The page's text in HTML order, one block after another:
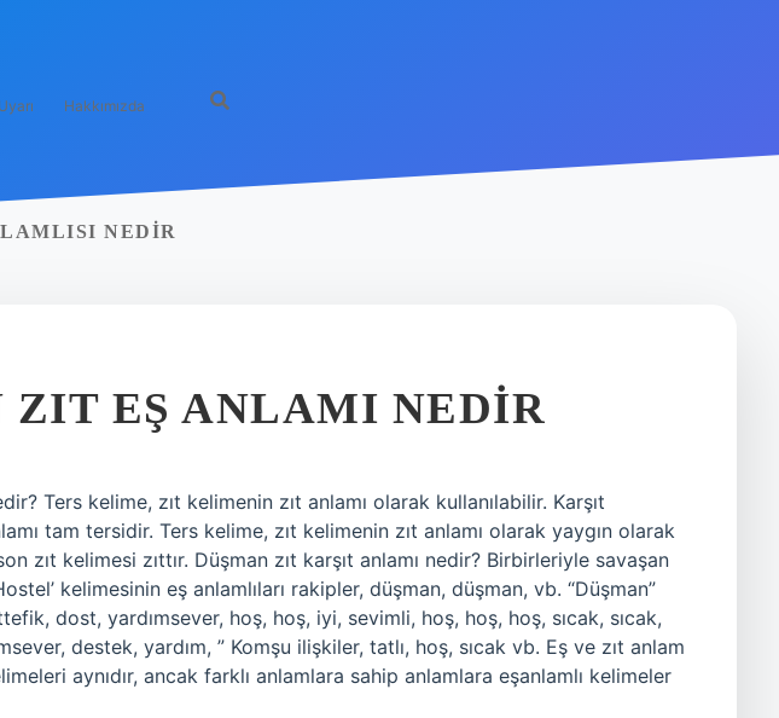
Hakkımızda
NEDIR
EŞ ANLAMI NEDIR
Ters kelime, zıt kelimenin zıt anlamı olarak kullanılabilir. Karşıt
tam tersidir. Ters kelime, zıt kelimenin zıt anlamı olarak yaygın olarak
zıt kelimesi zıttır. Düşman zıt karşıt anlamı nedir? Birbirleriyle savaşan
kelimesinin eş anlamlıları rakipler, düşman, düşman, vb. “Düşman”
dost, yardımsever, hoş, hoş, iyi, sevimli, hoş, hoş, hoş, sıcak, sıcak,
destek, yardım, ” Komşu ilişkiler, tatlı, hoş, sıcak vb. Eş ve zıt anlam
aynıdır, ancak farklı anlamlara sahip anlamlara eşanlamlı kelimeler